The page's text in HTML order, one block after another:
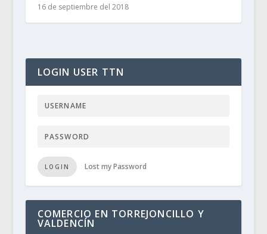
16 de septiembre del 2018
LOGIN USER TTN
LOGIN Lost my Password
COMERCIO EN TORREJONCILLO Y
VALDENCÍN